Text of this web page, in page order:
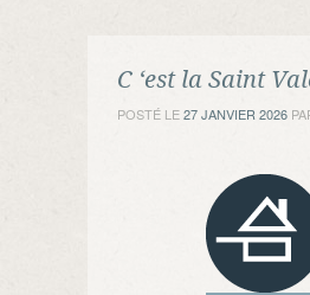
C ‘est la Saint
POSTÉ LE27 JANVIER 2026